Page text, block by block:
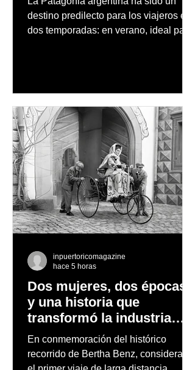
destino predilecto para los viajeros en
dos temporadas: en verano, ideal para
nevados en las montañas
Dos mujeres, dos épocas
y una historia que
transformó la industria
automotriz
En conmemoración del histórico
recorrido de Bertha Benz, considerado
inpuertoricomagazine
hace 5 horas